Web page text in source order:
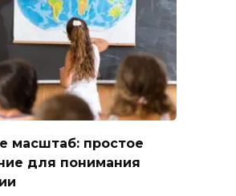
масштаб: простое
для понимания